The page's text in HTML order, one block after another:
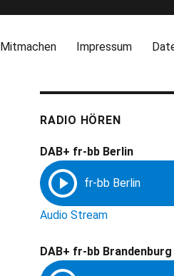
Mitmachen Impressum
RADIO HÖREN
DAB+ fr-bb Berlin
Audio Stream
DAB+ fr-bb Brandenburg